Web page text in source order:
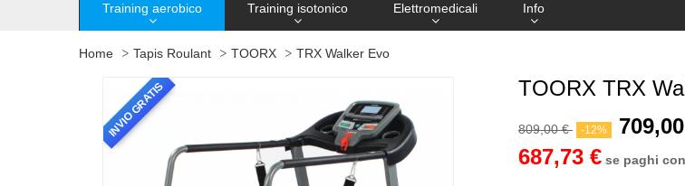
Training aerobico Training isotonico Elettromedicali Info
Home Tapis Roulant TOORX TRX Walker Evo
INVIO GRATIS TOORX TRX
809,00 € -12%
687,73 € se paghi